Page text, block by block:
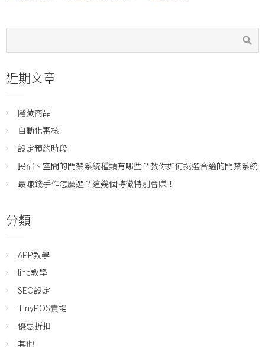
近期文章
隱藏商品
自動化審核
設定預約時段
民宿、空間的門禁系統種類有哪些？教你如何挑選合適的門禁系統
最賺錢手作怎麼選？這幾個特徵特別會賺！
分類
APP教學
line教學
SEO設定
TinyPOS賣場
優惠折扣
其他